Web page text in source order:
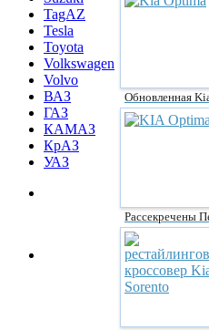
TagAZ
Tesla
Toyota
Volkswagen
Volvo
ВАЗ
ГАЗ
КАМАЗ
КрАЗ
УАЗ
Обновленная
Рассекречены